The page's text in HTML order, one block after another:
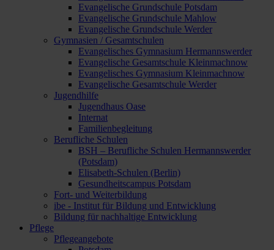
Evangelische Grundschule Potsdam
Evangelische Grundschule Mahlow
Evangelische Grundschule Werder
Gymnasien / Gesamtschulen
Evangelisches Gymnasium Hermannswerder
Evangelische Gesamtschule Kleinmachnow
Evangelisches Gymnasium Kleinmachnow
Evangelische Gesamtschule Werder
Jugendhilfe
Jugendhaus Oase
Internat
Familienbegleitung
Berufliche Schulen
BSH – Berufliche Schulen Hermannswerder
(Potsdam)
Elisabeth-Schulen (Berlin)
Gesundheitscampus Potsdam
Fort- und Weiterbildung
ibe - Institut für Bildung und Entwicklung
Bildung für nachhaltige Entwicklung
Pflege
Pflegeangebote